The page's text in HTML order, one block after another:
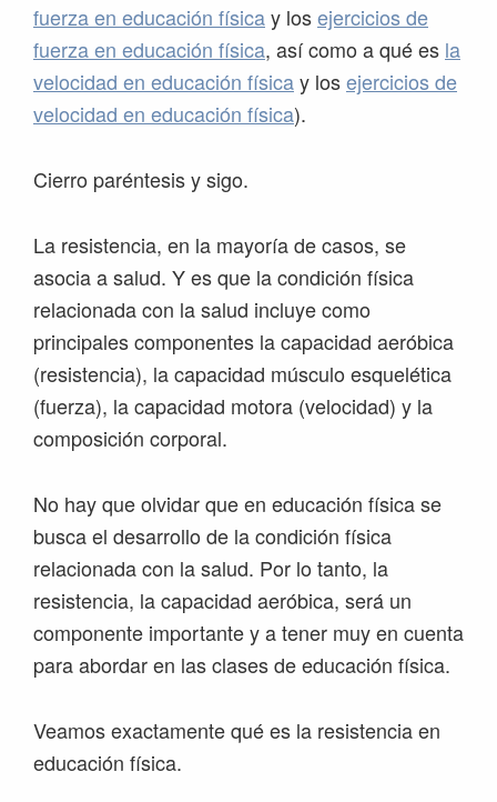
fuerza en educación físicay losejercicios de
fuerza en educación física, así como a qué es la
velocidad en educación físicay losejercicios de
velocidad en educación física).
Cierro paréntesis y sigo.
La resistencia, en la mayoría de casos, se
asocia a salud. Y es que la condición física
relacionada con la salud incluye como
principales componentes la capacidad aeróbica
(resistencia), la capacidad músculo esquelética
(fuerza), la capacidad motora (velocidad) y la
composición corporal.
No hay que olvidar que en educación física se
busca el desarrollo de la condición física
relacionada con la salud. Por lo tanto, la
resistencia, la capacidad aeróbica, será un
componente importante y a tener muy en cuenta
para abordar en las clases de educación física.
Veamos exactamente qué es la resistencia en
educación física.